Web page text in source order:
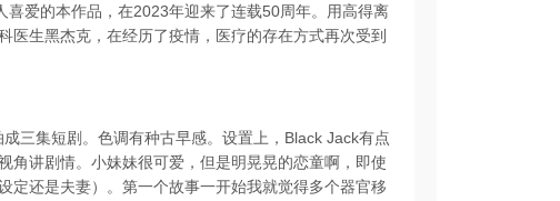
喜爱的本作品，在2023年迎来了连载50周年。用高得离
生黑杰克，在经历了疫情，医疗的存在方式再次受到
三集短剧。色调有种古早感。设置上，Black Jack有点
角讲剧情。小妹妹很可爱，但是明晃晃的恋童啊，即使
定还是夫妻）。第一个故事一开始我就觉得多个器官移